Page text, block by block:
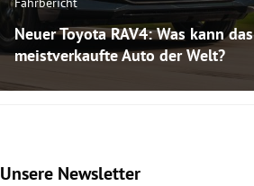
Neuer Toyota RAV4: Was kann das
meistverkaufte Auto der Welt?
Unsere Newsletter
Slide 1 von 9